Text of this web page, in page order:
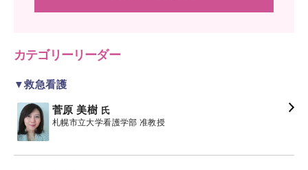
カテゴリーリーダー
▼救急看護
菅原 美樹 氏
札幌市立大学看護学部 准教授